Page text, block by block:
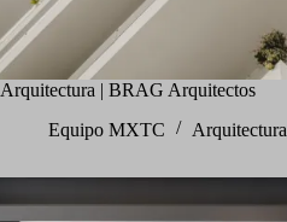
Arquitectura | BRAG Arquitectos
Equipo MXTC
Arquitectura